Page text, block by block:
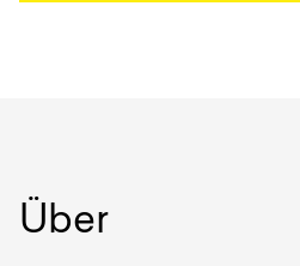
Über